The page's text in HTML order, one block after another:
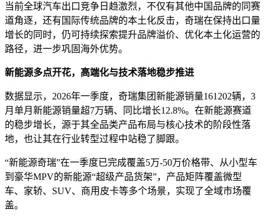
当前全球汽车出口竞争日趋激烈，不仅有其他中国品牌的同赛
道角逐，还有国际传统品牌的本土化反击，奇瑞在保持出口量
增长的同时，仍可持续探索提升品牌溢价、优化本土化运营的
路径，进一步巩固海外优势。
新能源多点开花，高端化与技术落地稳步推进
数据显示，2026年一季度，奇瑞集团新能源销量161202辆，3
月单月新能源销量超7万辆、同比增长12.8%。在新能源赛道
的稳步增长，源于其全品类产品布局与核心技术的阶段性落
地，也让其在行业转型过程中站稳了脚跟。
“新能源奇瑞”在一季度已完成覆盖5万-50万价格带、从小型车
到豪华MPV的新能源“超级产品货架”，产品矩阵覆盖微型
车、家轿、SUV、商用皮卡等多个场景，实现了全域市场覆
盖。